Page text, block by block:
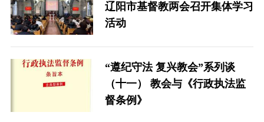
辽阳市基督教两会召开集体学习
活动
“遵纪守法 复兴教会”系列谈
（十一） 教会与《行政执法监
督条例》